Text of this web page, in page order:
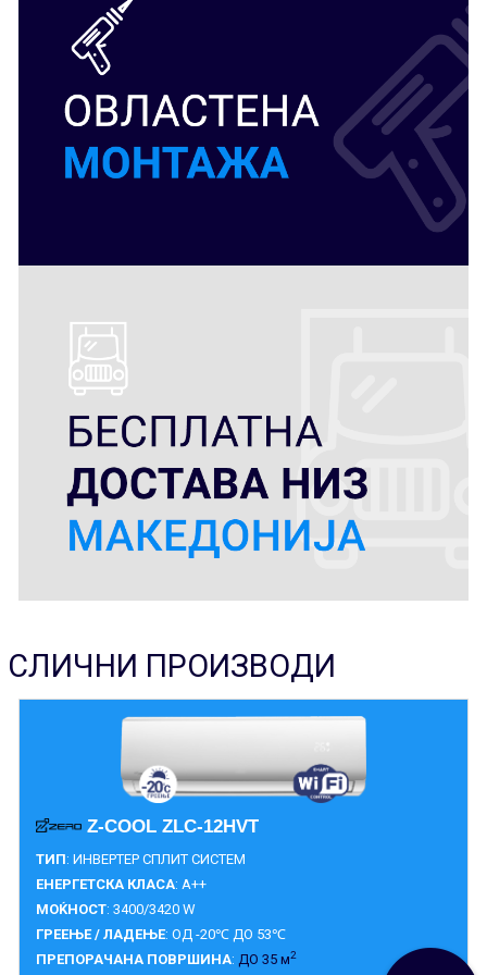
СЛИЧНИ ПРОИЗВОДИ
Z-COOL ZLC-12HVT
ТИП: ИНВЕРТЕР СПЛИТ СИСТЕМ
ЕНЕРГЕТСКА КЛАСА: A++
МОЌНОСТ: 3400/3420 W
ГРЕЕЊЕ / ЛАДЕЊЕ: ОД -20℃ ДО 53℃
ПРЕПОРАЧАНА ПОВРШИНА: ДО 35 м2